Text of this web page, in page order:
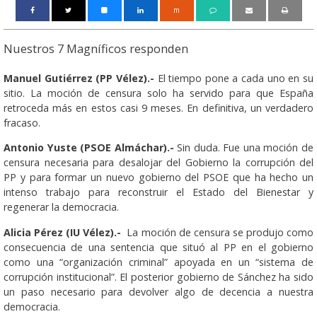
m
Nuestros 7 Magníficos responden
Manuel Gutiérrez (PP Vélez).- El tiempo pone a cada uno en su
sitio. La moción de censura solo ha servido para que España
retroceda más en estos casi 9 meses. En definitiva, un verdadero
fracaso.
Antonio Yuste (PSOE Almáchar).- Sin duda. Fue una moción de
censura necesaria para desalojar del Gobierno la corrupción del
PP y para formar un nuevo gobierno del PSOE que ha hecho un
intenso trabajo para reconstruir el Estado del Bienestar y
regenerar la democracia.
Alicia Pérez (IU Vélez).- La moción de censura se produjo como
consecuencia de una sentencia que situó al PP en el gobierno
como una “organización criminal” apoyada en un “sistema de
corrupción institucional”. El posterior gobierno de Sánchez ha sido
un paso necesario para devolver algo de decencia a nuestra
democracia.